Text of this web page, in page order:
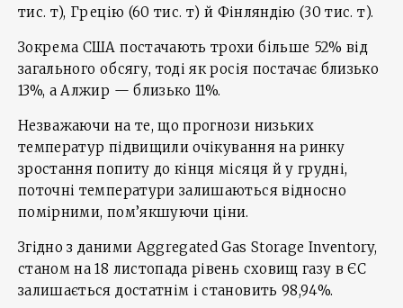
тис. т), Грецію (60 тис. т) й Фінляндію (30 тис. т).
Зокрема США постачають трохи більше 52% від
загального обсягу, тоді як росія постачає близько
13%, а Алжир — близько 11%.
Незважаючи на те, що прогнози низьких
температур підвищили очікування на ринку
зростання попиту до кінця місяця й у грудні,
поточні температури залишаються відносно
помірними, пом’якшуючи ціни.
Згідно з даними Aggregated Gas Storage Inventory,
станом на 18 листопада рівень сховищ газу в ЄС
залишається достатнім і становить 98,94%.